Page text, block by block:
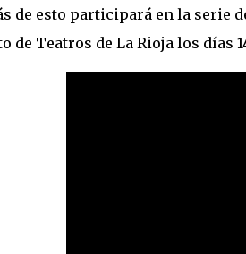
de esto participará en la serie
de Teatros de La Rioja los días